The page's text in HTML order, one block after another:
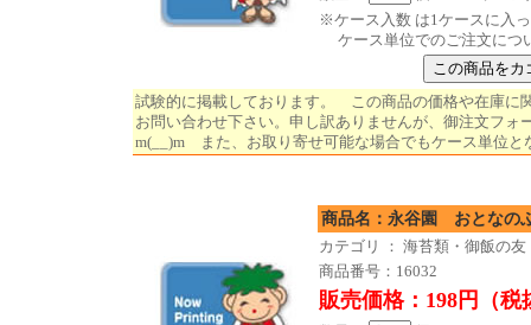
※ケース入数 は1ケースに入
ケース単位でのご注文につ
試験的に掲載しております。 この商品の価格や在庫に
お問い合わせ下さい。申し訳ありませんが、御注文フォ
m(__)m また、お取り寄せ可能な場合でもケース単位と
商品名：永谷園 おとなの
カテゴリ ： 海苔類・御飯の友
商品番号：16032
販売価格：198円（税